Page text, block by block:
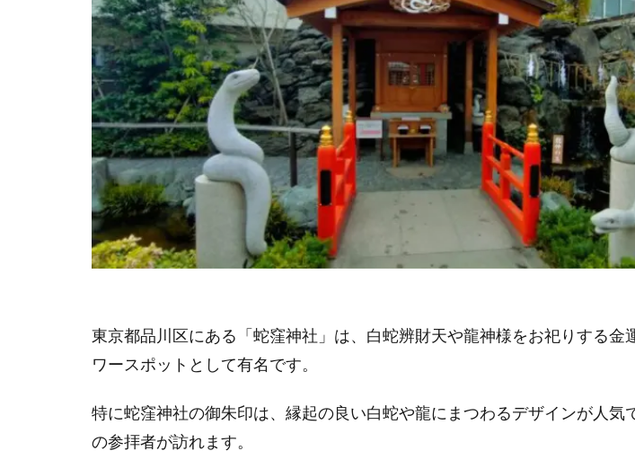
東京都品川区にある「蛇窪神社」は、白蛇辨財天や龍神様をお祀りする金
ワースポットとして有名です。
特に蛇窪神社の御朱印は、縁起の良い白蛇や龍にまつわるデザインが人気
の参拝者が訪れます。